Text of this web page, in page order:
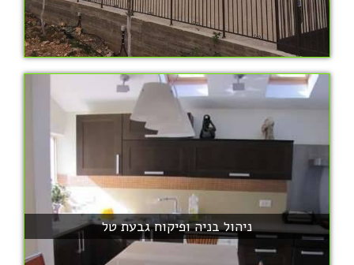
ניהול בניה ופיקוח גבעת טל